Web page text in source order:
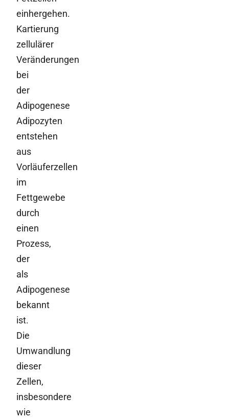
einhergehen.
Kartierung
zellulärer
Veränderungen
bei
der
Adipogenese
Adipozyten
entstehen
aus
Vorläuferzellen
im
Fettgewebe
durch
einen
Prozess,
der
als
Adipogenese
bekannt
ist.
Die
Umwandlung
dieser
Zellen,
insbesondere
wie